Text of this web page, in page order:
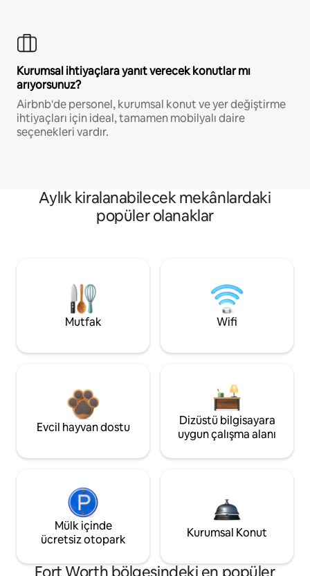
Kurumsal ihtiyaçlara yanıt verecek konutlar mı
arıyorsunuz?
Airbnb'de personel, kurumsal konut ve yer değiştirme
ihtiyaçları için ideal, tamamen mobilyalı daire
seçenekleri vardır.
Aylık kiralanabilecek mekânlardaki
popüler olanaklar
Mutfak Wifi
Evcil hayvan dostu
Dizüstü bilgisayara
uygun çalışma alanı
Mülk içinde
ücretsiz otopark
Kurumsal Konut
Fort Worth bölgesindeki en popüler